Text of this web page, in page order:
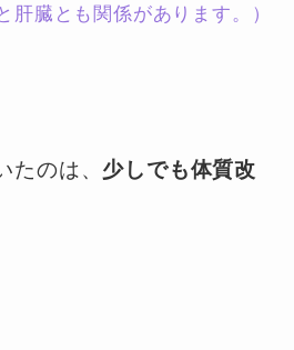
肝臓とも関係があります。）
たのは、 少しでも体質改